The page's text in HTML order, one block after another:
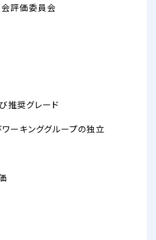
会評価委員会
推奨グレード
ワーキンググループの独立